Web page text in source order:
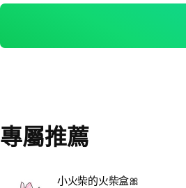
專屬推薦
小火柴的火柴盒🎀